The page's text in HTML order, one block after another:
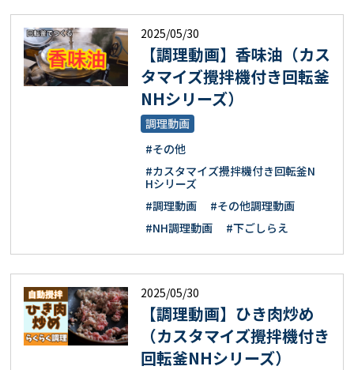
2025/05/30
【調理動画】香味油（カス
タマイズ攪拌機付き回転釜
NHシリーズ）
調理動画
#その他
#カスタマイズ攪拌機付き回転釜N
Hシリーズ
#調理動画
#その他調理動画
#NH調理動画
#下ごしらえ
2025/05/30
【調理動画】ひき肉炒め
（カスタマイズ攪拌機付き
回転釜NHシリーズ）